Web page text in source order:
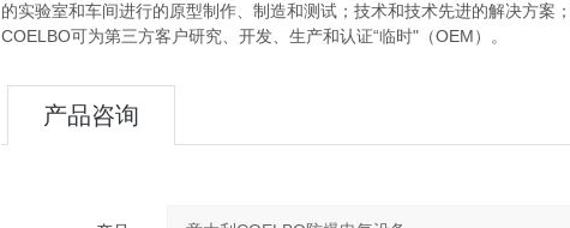
的实验室和车间进行的原型制作、制造和测试；技术和技术先进的解决方案
COELBO可为第三方客户研究、开发、生产和认证“临时"（OEM）。
产品咨询